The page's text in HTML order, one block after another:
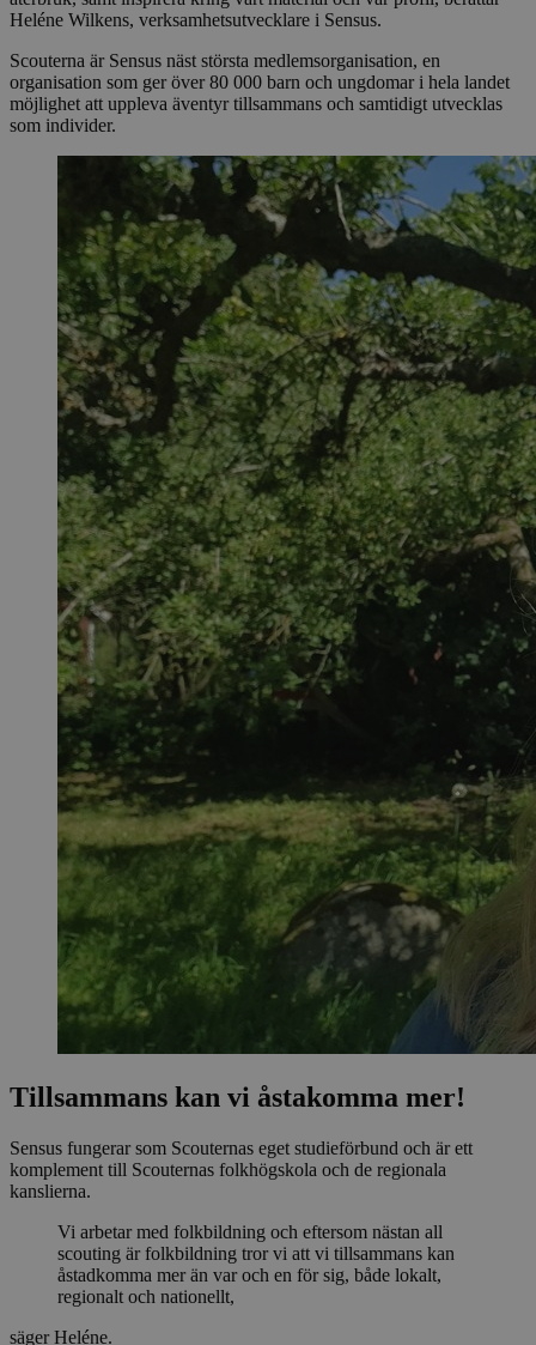
Heléne Wilkens, verksamhetsutvecklare i Sensus.
Scouterna är Sensus näst största medlemsorganisation, en
organisation som ger över 80 000 barn och ungdomar i hela landet
möjlighet att uppleva äventyr tillsammans och samtidigt utvecklas
som individer.
Tillsammans kan vi åstakomma mer!
Sensus fungerar som Scouternas eget studieförbund och är ett
komplement till Scouternas folkhögskola och de regionala
kanslierna.
Vi arbetar med folkbildning och eftersom nästan all
scouting är folkbildning tror vi att vi tillsammans kan
åstadkomma mer än var och en för sig, både lokalt,
regionalt och nationellt,
säger Heléne.